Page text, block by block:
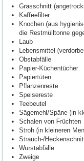
Grasschnitt
Kaffeefilter
Knochen (aus
die Restmülltonne
Laub
Lebensmittel
Obstabfälle
Papier-Küchentücher
Papiertüten
Pflanzenreste
Speisereste
Teebeutel
Sägemehl/Späne (in
Schalen von Früchten
Stroh (in kleineren
Strauch-/
Wurstabfälle
Zweige